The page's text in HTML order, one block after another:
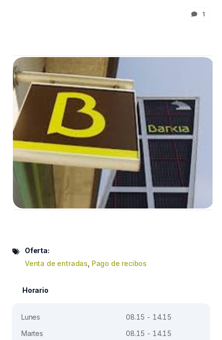
1
Oferta:
Venta de entradas Pago de recibos
Horario
Lunes
08.15 - 14.15
Martes
08.15 - 14.15